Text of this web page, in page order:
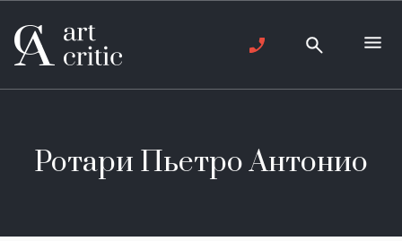
Ротари Пьетро Антонио